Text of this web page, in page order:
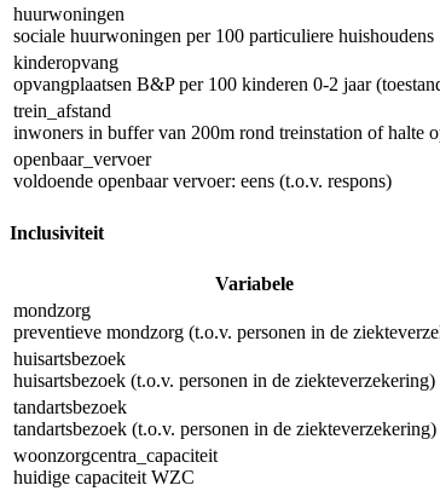
huurwoningen
sociale huurwoningen per 100 particuliere huishoudens
kinderopvang
opvangplaatsen B&P per 100 kinderen 0-2 jaar
trein_afstand
inwoners in buffer van 200m rond treinstation of halte
openbaar_vervoer
voldoende openbaar vervoer: eens (t.o.v. respons)
Inclusiviteit
Variabele
mondzorg
preventieve mondzorg (t.o.v. personen in de
huisartsbezoek
huisartsbezoek (t.o.v. personen in de ziekteverzekering)
tandartsbezoek
tandartsbezoek (t.o.v. personen in de ziekteverzekering)
woonzorgcentra_capaciteit
huidige capaciteit WZC